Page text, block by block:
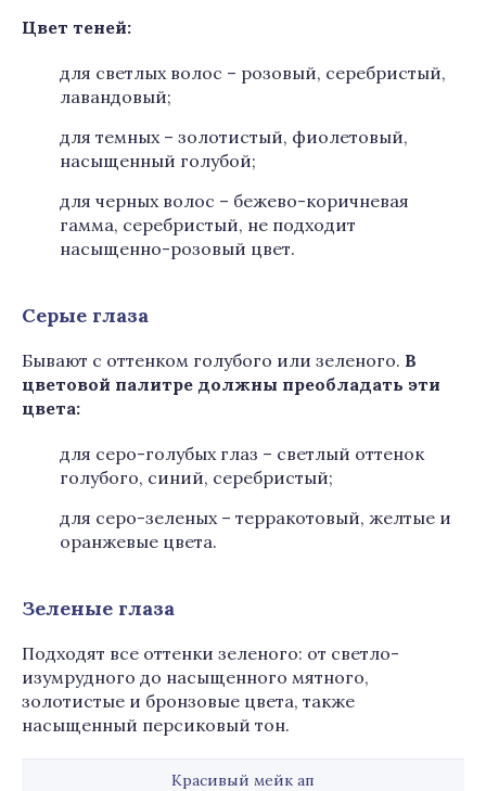
Цвет теней:
для светлых волос – розовый, серебристый,
лавандовый;
для темных – золотистый, фиолетовый,
насыщенный голубой;
для черных волос – бежево-коричневая
гамма, серебристый, не подходит
насыщенно-розовый цвет.
Серые глаза
Бывают с оттенком голубого или зеленого. В
цветовой палитре должны преобладать эти
цвета:
для серо-голубых глаз – светлый оттенок
голубого, синий, серебристый;
для серо-зеленых – терракотовый, желтые и
оранжевые цвета.
Зеленые глаза
Подходят все оттенки зеленого: от светло-
изумрудного до насыщенного мятного,
золотистые и бронзовые цвета, также
насыщенный персиковый тон.
Красивый мейк ап